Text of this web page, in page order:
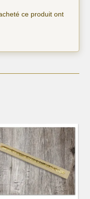
ce produit ont